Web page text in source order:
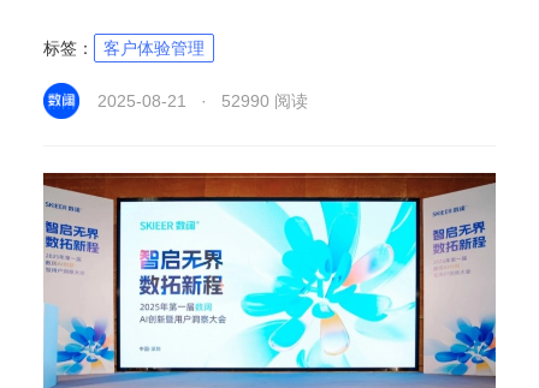
标签： 客户体验管理
2025-08-21 · 52990 阅读